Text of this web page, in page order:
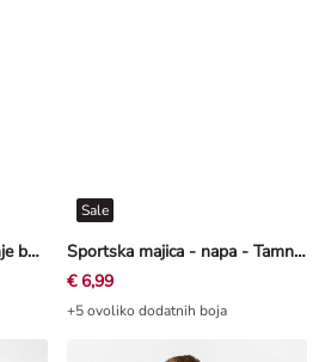
Sportska majica - blokiranje boja - plava Sportska majica - napa - Tamnozelena
Sale
€ 6,99
+5 ovoliko dodatnih boja